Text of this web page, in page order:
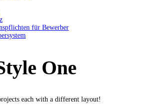
für Bewerber
One
each with a different layout!